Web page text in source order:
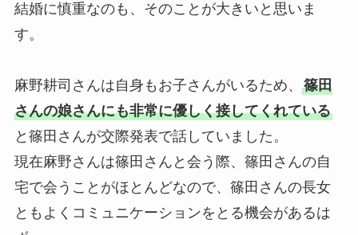
結婚に慎重なのも、そのことが大きいと思いま
す。
麻野耕司さんは自身もお子さんがいるため、 篠田
さんの娘さんにも非常に優しく接してくれている
と篠田さんが交際発表で話していました。
現在麻野さんは篠田さんと会う際、篠田さんの自
宅で会うことがほとんどなので、篠田さんの長女
ともよくコミュニケーションをとる機会があるは